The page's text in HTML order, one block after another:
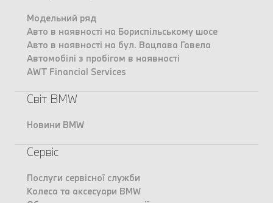
Модельний ряд
Авто в наявності на Бориспільському шосе
Авто в наявності на бул. Вацлава Гавела
Автомобілі з пробігом в наявності
AWT Financial Services
Світ BMW
Новини BMW
Сервіс
Послуги сервісної служби
Колеса та аксесуари BMW